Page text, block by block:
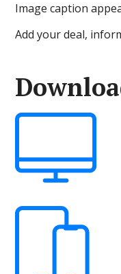
Image caption
Add your deal,